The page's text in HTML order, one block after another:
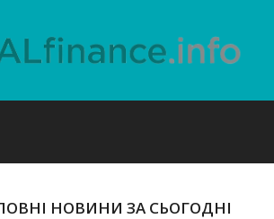
НОВИНИ ЗА СЬОГОДНІ